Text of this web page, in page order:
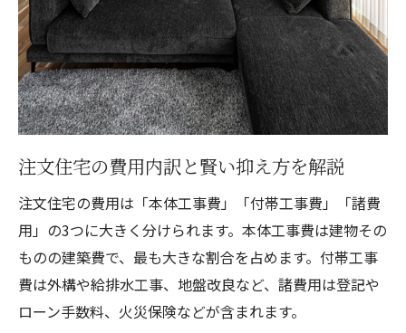
注文住宅で家族会議を重ねる重要性と進め
方
注文住宅で子育ても快適な空間設計の工夫
注文住宅で将来設計も考慮した家づくりの
視点
注文住宅の費用内訳と賢い抑え方を解説
注文住宅の費用は「本体工事費」「付帯工事費」「諸費
用」の3つに大きく分けられます。本体工事費は建物その
ものの建築費で、最も大きな割合を占めます。付帯工事
費は外構や給排水工事、地盤改良など、諸費用は登記や
ローン手数料、火災保険などが含まれます。